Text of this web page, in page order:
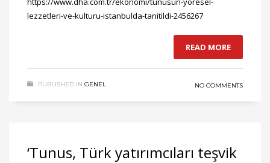
lezzetleri-ve-kulturu-istanbulda-tanitildi-2456267
READ MORE
PUBLISHED IN GENEL NO COMMENTS
‘Tunus, Türk yatırımcıları teşvik